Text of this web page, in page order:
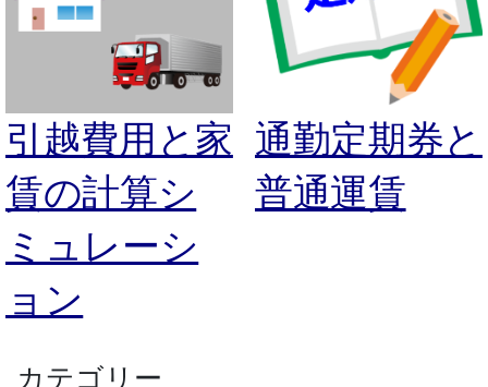
引越費用と家
賃の計算シ
ミュレーシ
ョン
通勤定期券と
普通運賃
カテゴリー